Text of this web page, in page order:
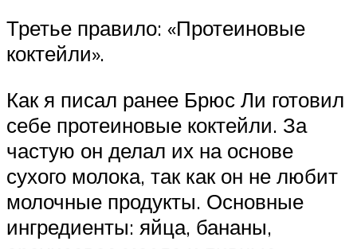
Третье правило: «Протеиновые
коктейли».
Как я писал ранее Брюс Ли готовил
себе протеиновые коктейли. За
частую он делал их на основе
сухого молока, так как он не любит
молочные продукты. Основные
ингредиенты: яйца, бананы,